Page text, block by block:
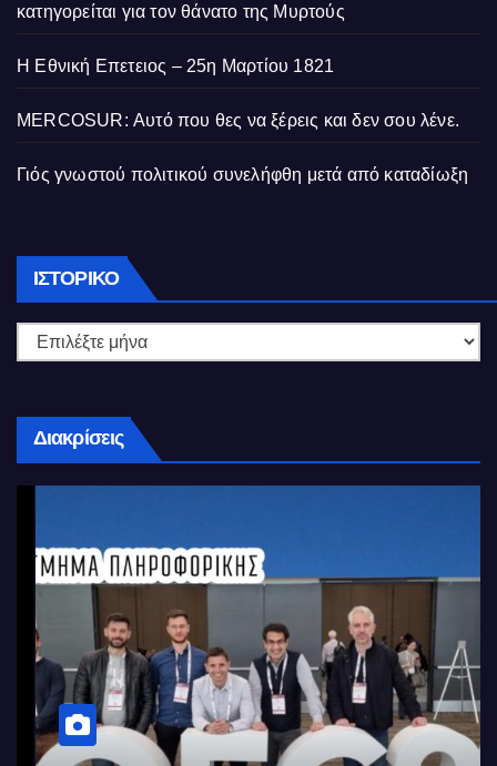
κατηγορείται για τον θάνατο της Μυρτούς
Η Εθνική Επετειος – 25η Μαρτίου 1821
MERCOSUR: Αυτό που θες να ξέρεις και δεν σου λένε.
Γιός γνωστού πολιτικού συνελήφθη μετά από καταδίωξη
ΙΣΤΟΡΙΚΌ Ιστορικό
Διακρίσεις